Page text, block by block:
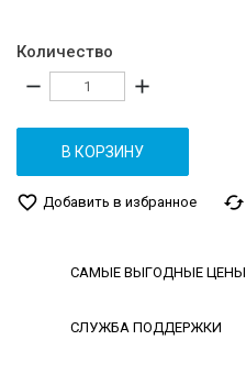
Количество
remove add
В КОРЗИНУ
favorite_border Добавить в избранное cached
САМЫЕ ВЫГОДНЫЕ ЦЕНЫ
СЛУЖБА ПОДДЕРЖКИ